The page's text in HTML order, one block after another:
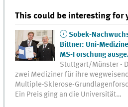
This could be interesting for
Sobek-
Bittner: Uni-
MS-Forschung
Stuttgart/Münster -
zwei Mediziner für ihre
Multiple-Sklerose-
Ein Preis ging an die Universität…